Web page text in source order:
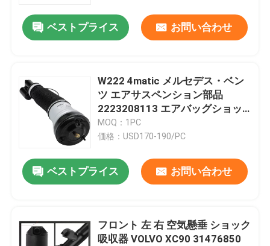
ベストプライス お問い合わせ
W222 4matic メルセデス・ベン
ツ エアサスペンション部品
2223208113 エアバッグショッ
ク吸収器
MOQ：1PC
価格：USD170-190/PC
ベストプライス お問い合わせ
フロント 左 右 空気懸垂 ショック
吸収器 VOLVO XC90 31476850